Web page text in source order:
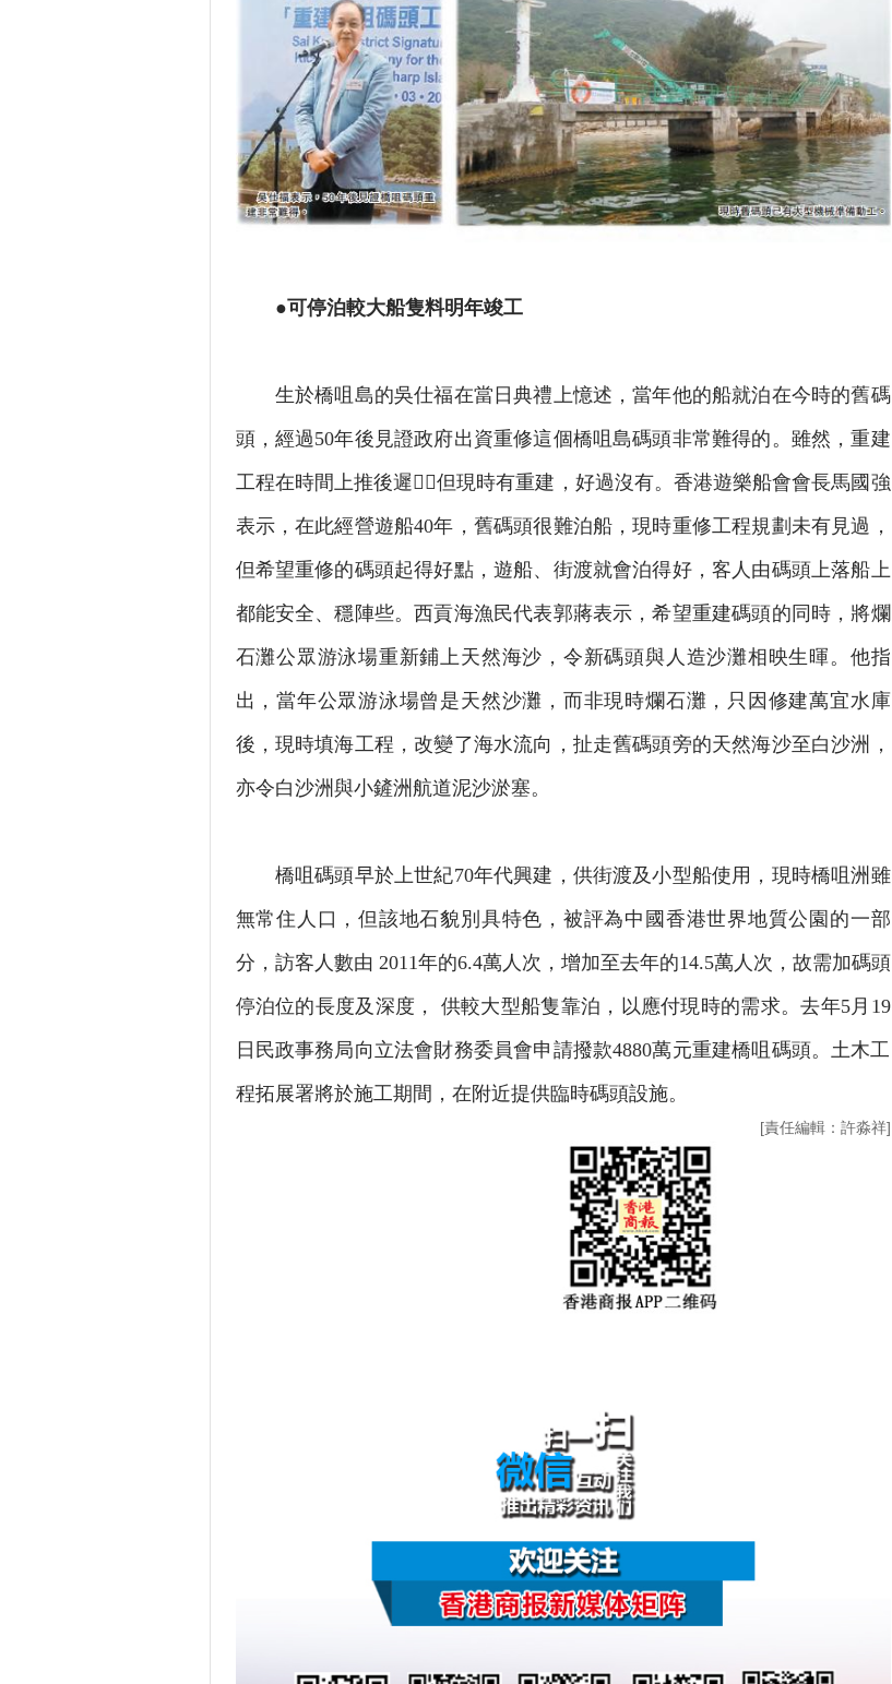
●可停泊較大船隻料明年竣工
生於橋咀島的吳仕福在當日典禮上憶述，當年他的船就泊在今時的舊碼
頭，經過50年後見證政府出資重修這個橋咀島碼頭非常難得的。雖然，重建
工程在時間上推後遲，但現時有重建，好過沒有。香港遊樂船會會長馬國強
表示，在此經營遊船40年，舊碼頭很難泊船，現時重修工程規劃未有見過，
但希望重修的碼頭起得好點，遊船、街渡就會泊得好，客人由碼頭上落船上
都能安全、穩陣些。西貢海漁民代表郭蔣表示，希望重建碼頭的同時，將爛
石灘公眾游泳場重新鋪上天然海沙，令新碼頭與人造沙灘相映生暉。他指
出，當年公眾游泳場曾是天然沙灘，而非現時爛石灘，只因修建萬宜水庫
後，現時填海工程，改變了海水流向，扯走舊碼頭旁的天然海沙至白沙洲，
亦令白沙洲與小鏟洲航道泥沙淤塞。
橋咀碼頭早於上世紀70年代興建，供街渡及小型船使用，現時橋咀洲雖
無常住人口，但該地石貌別具特色，被評為中國香港世界地質公園的一部
分，訪客人數由 2011年的6.4萬人次，增加至去年的14.5萬人次，故需加碼頭
停泊位的長度及深度， 供較大型船隻靠泊，以應付現時的需求。去年5月19
日民政事務局向立法會財務委員會申請撥款4880萬元重建橋咀碼頭。土木工
程拓展署將於施工期間，在附近提供臨時碼頭設施。
[責任編輯：許淼祥]